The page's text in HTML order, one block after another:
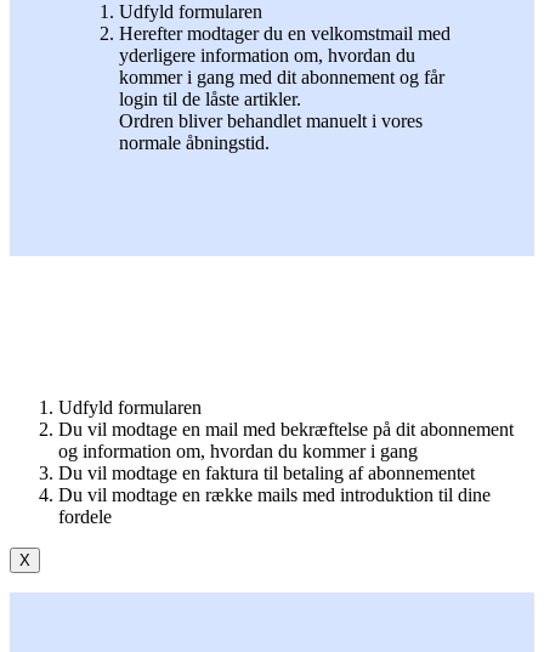
Udfyld formularen
Herefter modtager du en velkomstmail med
yderligere information om, hvordan du
kommer i gang med dit abonnement og får
login til de låste artikler.
Ordren bliver behandlet manuelt i vores
normale åbningstid.
Udfyld formularen
Du vil modtage en mail med bekræftelse på dit abonnement
og information om, hvordan du kommer i gang
Du vil modtage en faktura til betaling af abonnementet
Du vil modtage en række mails med introduktion til dine
fordele
X